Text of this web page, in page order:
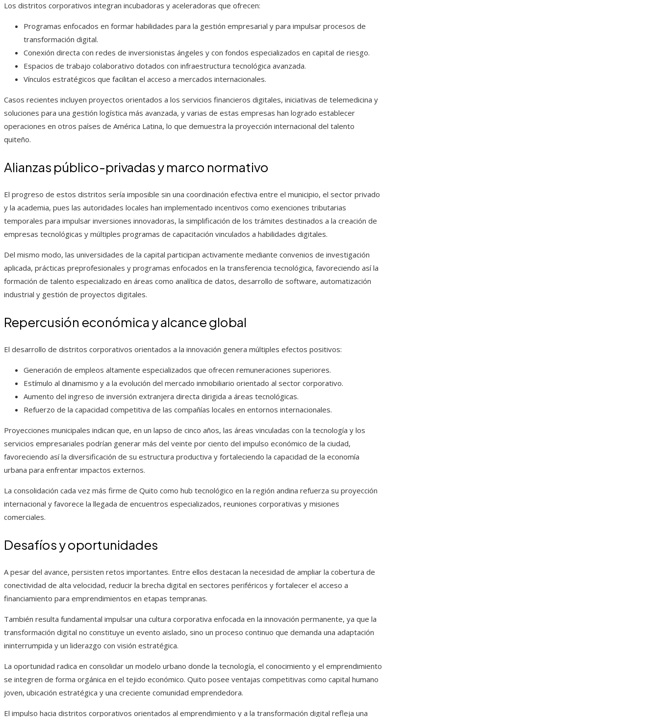
Los distritos corporativos integran incubadoras y aceleradoras que ofrecen:
Programas enfocados en formar habilidades para la gestión empresarial y para impulsar procesos de
transformación digital.
Conexión directa con redes de inversionistas ángeles y con fondos especializados en capital de riesgo.
Espacios de trabajo colaborativo dotados con infraestructura tecnológica avanzada.
Vínculos estratégicos que facilitan el acceso a mercados internacionales.
Casos recientes incluyen proyectos orientados a los servicios financieros digitales, iniciativas de telemedicina y
soluciones para una gestión logística más avanzada, y varias de estas empresas han logrado establecer
operaciones en otros países de América Latina, lo que demuestra la proyección internacional del talento
quiteño.
Alianzas público-privadas y marco normativo
El progreso de estos distritos sería imposible sin una coordinación efectiva entre el municipio, el sector privado
y la academia, pues las autoridades locales han implementado incentivos como exenciones tributarias
temporales para impulsar inversiones innovadoras, la simplificación de los trámites destinados a la creación de
empresas tecnológicas y múltiples programas de capacitación vinculados a habilidades digitales.
Del mismo modo, las universidades de la capital participan activamente mediante convenios de investigación
aplicada, prácticas preprofesionales y programas enfocados en la transferencia tecnológica, favoreciendo así la
formación de talento especializado en áreas como analítica de datos, desarrollo de software, automatización
industrial y gestión de proyectos digitales.
Repercusión económica y alcance global
El desarrollo de distritos corporativos orientados a la innovación genera múltiples efectos positivos:
Generación de empleos altamente especializados que ofrecen remuneraciones superiores.
Estímulo al dinamismo y a la evolución del mercado inmobiliario orientado al sector corporativo.
Aumento del ingreso de inversión extranjera directa dirigida a áreas tecnológicas.
Refuerzo de la capacidad competitiva de las compañías locales en entornos internacionales.
Proyecciones municipales indican que, en un lapso de cinco años, las áreas vinculadas con la tecnología y los
servicios empresariales podrían generar más del veinte por ciento del impulso económico de la ciudad,
favoreciendo así la diversificación de su estructura productiva y fortaleciendo la capacidad de la economía
urbana para enfrentar impactos externos.
La consolidación cada vez más firme de Quito como hub tecnológico en la región andina refuerza su proyección
internacional y favorece la llegada de encuentros especializados, reuniones corporativas y misiones
comerciales.
Desafíos y oportunidades
A pesar del avance, persisten retos importantes. Entre ellos destacan la necesidad de ampliar la cobertura de
conectividad de alta velocidad, reducir la brecha digital en sectores periféricos y fortalecer el acceso a
financiamiento para emprendimientos en etapas tempranas.
También resulta fundamental impulsar una cultura corporativa enfocada en la innovación permanente, ya que la
transformación digital no constituye un evento aislado, sino un proceso continuo que demanda una adaptación
ininterrumpida y un liderazgo con visión estratégica.
La oportunidad radica en consolidar un modelo urbano donde la tecnología, el conocimiento y el emprendimiento
se integren de forma orgánica en el tejido económico. Quito posee ventajas competitivas como capital humano
joven, ubicación estratégica y una creciente comunidad emprendedora.
El impulso hacia distritos corporativos orientados al emprendimiento y a la transformación digital refleja una